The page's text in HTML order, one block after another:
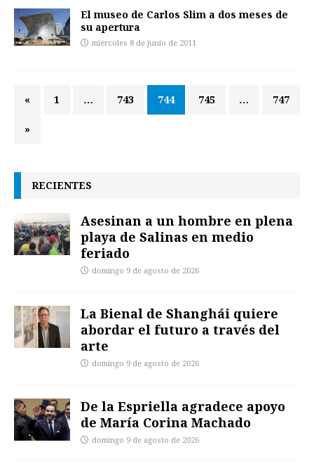
El museo de Carlos Slim a dos meses de
su apertura
miércoles 8 de junio de 2011
« 1 … 743 744 745 … 747
»
RECIENTES
Asesinan a un hombre en plena
playa de Salinas en medio
feriado
domingo 9 de agosto de 2026
La Bienal de Shanghái quiere
abordar el futuro a través del
arte
domingo 9 de agosto de 2026
De la Espriella agradece apoyo
de María Corina Machado
domingo 9 de agosto de 2026